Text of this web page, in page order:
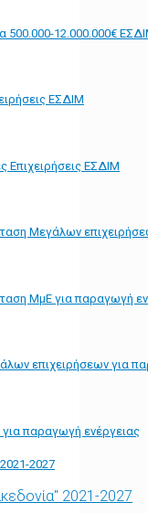
500.000-12.000.000€
ΕΣΔΙΜ
ΕΣΔΙΜ
Μεγάλων
ΜμΕ για παραγωγή
επιχειρήσεων για
παραγωγή ενέργειας
2027
2021-2027